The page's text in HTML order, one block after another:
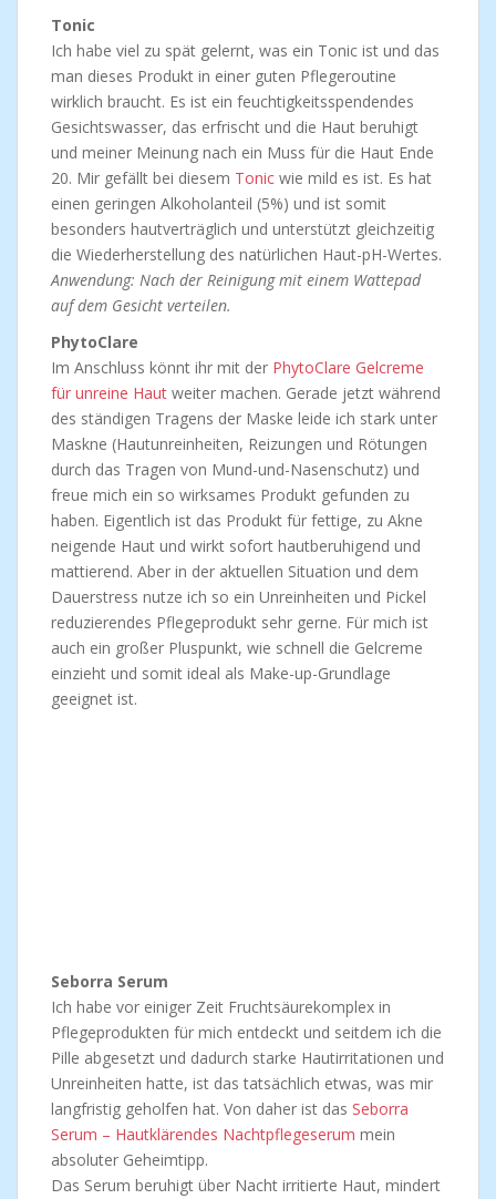
Tonic
Ich habe viel zu spät gelernt, was ein Tonic ist und das
man dieses Produkt in einer guten Pflegeroutine
wirklich braucht. Es ist ein feuchtigkeitsspendendes
Gesichtswasser, das erfrischt und die Haut beruhigt
und meiner Meinung nach ein Muss für die Haut Ende
20. Mir gefällt bei diesem Tonic wie mild es ist. Es hat
einen geringen Alkoholanteil (5%) und ist somit
besonders hautverträglich und unterstützt gleichzeitig
die Wiederherstellung des natürlichen Haut-pH-Wertes.
Anwendung: Nach der Reinigung mit einem Wattepad
auf dem Gesicht verteilen.
PhytoClare
Im Anschluss könnt ihr mit der PhytoClare Gelcreme
für unreine Haut weiter machen. Gerade jetzt während
des ständigen Tragens der Maske leide ich stark unter
Maskne (Hautunreinheiten, Reizungen und Rötungen
durch das Tragen von Mund-und-Nasenschutz) und
freue mich ein so wirksames Produkt gefunden zu
haben. Eigentlich ist das Produkt für fettige, zu Akne
neigende Haut und wirkt sofort hautberuhigend und
mattierend. Aber in der aktuellen Situation und dem
Dauerstress nutze ich so ein Unreinheiten und Pickel
reduzierendes Pflegeprodukt sehr gerne. Für mich ist
auch ein großer Pluspunkt, wie schnell die Gelcreme
einzieht und somit ideal als Make-up-Grundlage
geeignet ist.
Seborra Serum
Ich habe vor einiger Zeit Fruchtsäurekomplex in
Pflegeprodukten für mich entdeckt und seitdem ich die
Pille abgesetzt und dadurch starke Hautirritationen und
Unreinheiten hatte, ist das tatsächlich etwas, was mir
langfristig geholfen hat. Von daher ist das Seborra
Serum – Hautklärendes Nachtpflegeserum mein
absoluter Geheimtipp.
Das Serum beruhigt über Nacht irritierte Haut, mindert